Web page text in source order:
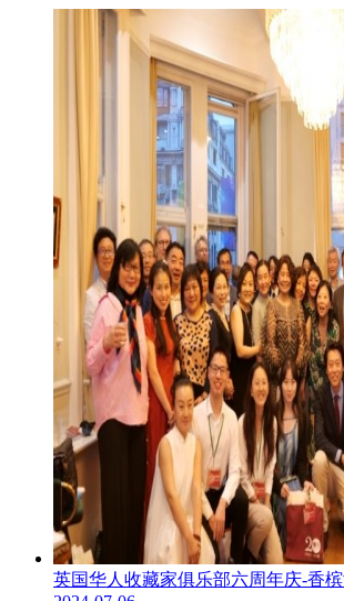
英国华人收藏家俱乐部六周年庆-香